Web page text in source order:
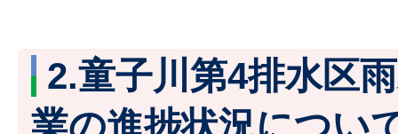
2.童子川第4排水区
業の進捗状況につい